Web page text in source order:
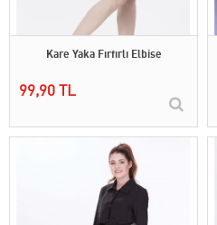
Kare Yaka Fırfırlı Elbise
99,90 TL